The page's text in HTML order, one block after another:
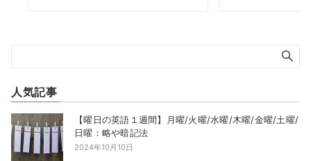
人気記事
【曜日の英語１週間】月曜/火曜/水曜/木曜/金曜/土曜/
日曜：略や暗記法
2024年10月10日